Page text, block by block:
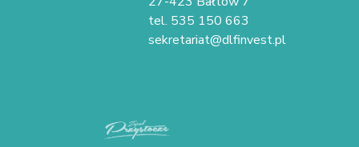
tel. 535 150 663
sekretariat@dlfinvest.pl